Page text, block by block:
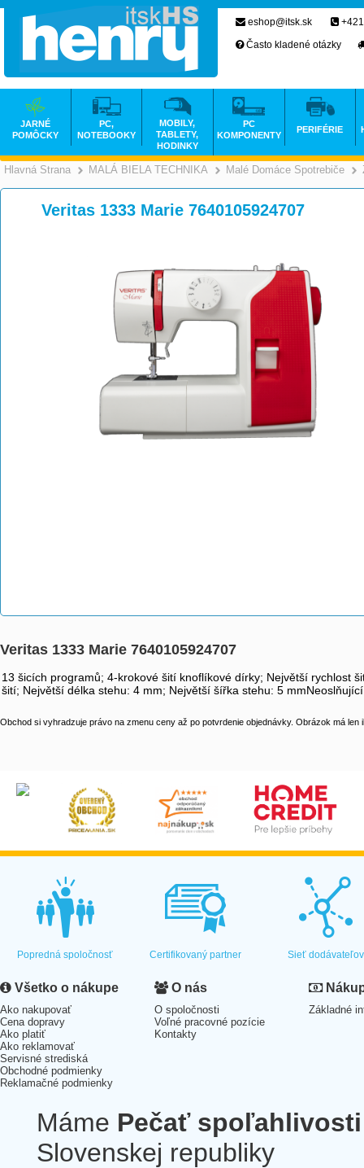
Hlavná Strana >
MALÁ BIELA TECHNIKA >
Malé Domáce Spotrebiče
Veritas 1333 Marie 7640105924707
Veritas 1333 Marie 7640105924707
13 šicích programů; 4-krokové šití knoflíkové dírky; Největší rychlost
šití; Největší délka stehu: 4 mm; Největší šířka stehu: 5
Obchod si vyhradzuje právo na zmenu ceny až po potvrdenie objednávky. Obrázok má len
eshop@itsk.sk
Často kladené otázky
JARNÉ
POMÔCKY
PC,
NOTEBOOKY
MOBILY,
TABLETY,
HODINKY
PC
KOMPONENTY
PERIFÉRIE
Popredná spoločnosť Certifikovaný partner Sieť dodávateľov
Všetko o nákupe
Ako nakupovať
Cena dopravy
Ako platiť
Ako reklamovať
Servisné strediská
Obchodné podmienky
Reklamačné podmienky
O nás
O spoločnosti
Voľné pracovné pozície
Kontakty
Základné
Máme Pečať spoľahlivosti
Slovenskej republiky